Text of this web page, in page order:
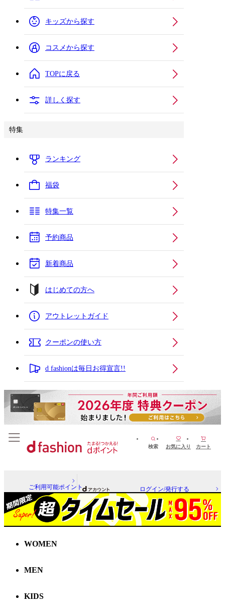
キッズから探す
コスメから探す
TOPに戻る
詳しく探す
特集
ランキング
福袋
特集一覧
予約商品
新着商品
はじめての方へ
アウトレットガイド
クーポンの使い方
d fashionは毎日お得宣言!!
検索 お気に入り カート
ご利用可能ポイント ログイン/発行する
WOMEN
MEN
KIDS